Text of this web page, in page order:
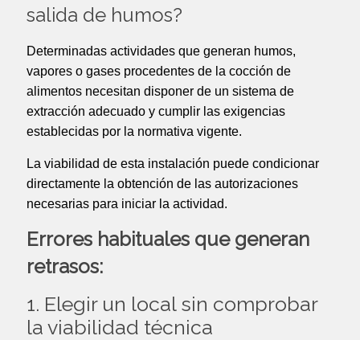
salida de humos?
Determinadas actividades que generan humos,
vapores o gases procedentes de la cocción de
alimentos necesitan disponer de un sistema de
extracción adecuado y cumplir las exigencias
establecidas por la normativa vigente.
La viabilidad de esta instalación puede condicionar
directamente la obtención de las autorizaciones
necesarias para iniciar la actividad.
Errores habituales que generan
retrasos:
1. Elegir un local sin comprobar
la viabilidad técnica